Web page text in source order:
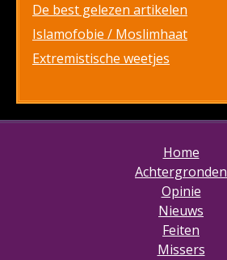
De best gelezen artikelen
Islamofobie / Moslimhaat
Extremistische weetjes
Home
Achtergronden
Opinie
Nieuws
Feiten
Missers